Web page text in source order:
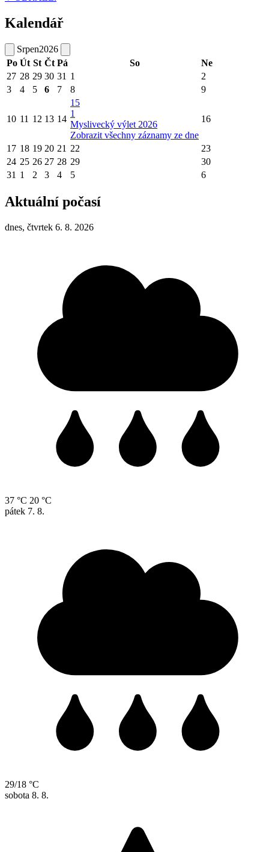
Kalendář
Srpen2026
Po Út St Čt Pá So
Ne
27 28 29 30 31 1
2
3
4 5 6 7 8 9
10 11 12 13 14
15
1
Myslivecký výlet 2026
Zobrazit všechny záznamy ze dne
16
17 18 19 20 21 22
23
24 25 26 27 28 29
30
31 1 2 3 4 5 6
Aktuální počasí
dnes, čtvrtek 6. 8. 2026
37 °C 20 °C
pátek 7. 8.
29/18 °C
sobota 8. 8.